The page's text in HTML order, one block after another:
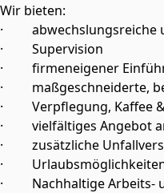
Wir bieten:
· abwechslungsreiche
· Supervision
· firmeneigener
· maßgeschneiderte,
· Verpflegung, Kaffee &
· vielfältiges Angebot an
· zusätzliche
· Urlaubsmöglichkeiten
· Nachhaltige Arbeits-